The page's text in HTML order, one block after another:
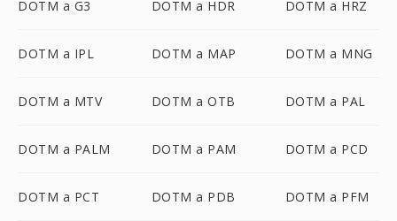
DOTM a G3 DOTM a HDR DOTM a HRZ
DOTM a IPL DOTM a MAP DOTM a MNG
DOTM a MTV DOTM a OTB DOTM a PAL
DOTM a PALM DOTM a PAM DOTM a PCD
DOTM a PCT DOTM a PDB DOTM a PFM